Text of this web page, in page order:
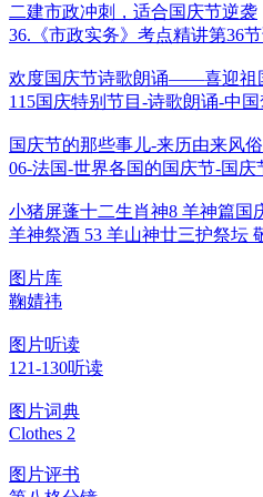
二建市政冲刺，适合国庆节逆袭
36.《市政实务》考点精讲第36节
欢度国庆节诗歌朗诵——喜迎祖
115国庆特别节目-诗歌朗诵-中
国庆节的那些事儿-来历由来风
06-法国-世界各国的国庆节-国庆
小猪屏蓬十二生肖神8 羊神篇国
羊神祭酒 53 羊山神廿三护祭坛
图片库
鞠婧祎
图片听读
121-130听读
图片词典
Clothes 2
图片评书